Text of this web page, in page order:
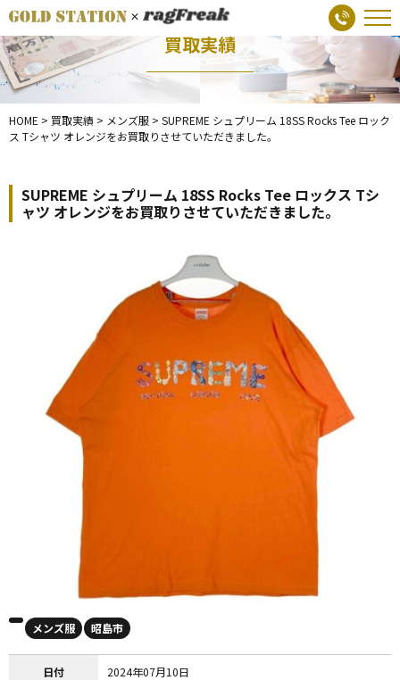
買取実績
HOME > 買取実績 > メンズ服 > SUPREME シュプリーム 18SS Rocks Tee ロック
ス Tシャツ オレンジをお買取りさせていただきました。
SUPREME シュプリーム 18SS Rocks Tee ロックス Tシ
ャツ オレンジをお買取りさせていただきました。
メンズ服 昭島市
日付 2024年07月10日